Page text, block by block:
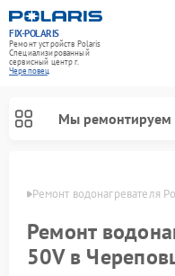
FIX-POLARIS
Ремонт устройств Polaris
Специализированный
cервисный центр г.
Череповец
Мы ремонтируем
Ремонт водонагревателя
Ремонт
50V в